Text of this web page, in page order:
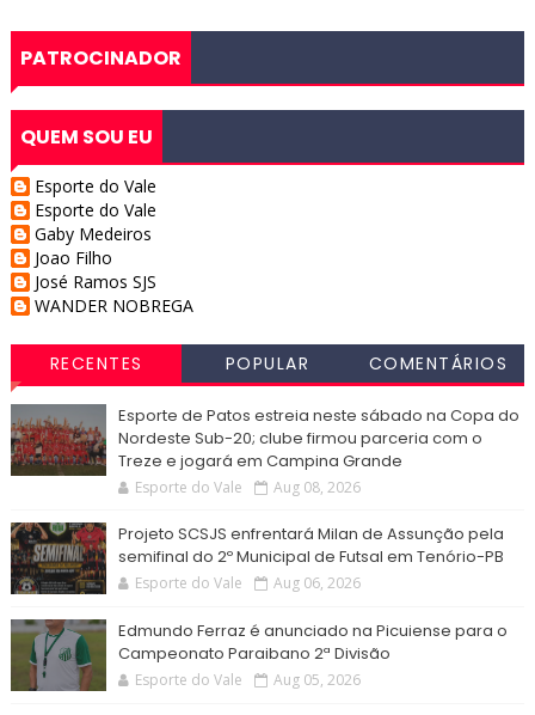
PATROCINADOR
QUEM SOU EU
Esporte do Vale
Esporte do Vale
Gaby Medeiros
Joao Filho
José Ramos SJS
WANDER NOBREGA
RECENTES POPULAR COMENTÁRIOS
Esporte de Patos estreia neste sábado na Copa do
Nordeste Sub-20; clube firmou parceria com o
Treze e jogará em Campina Grande
Esporte do Vale Aug 08, 2026
Projeto SCSJS enfrentará Milan de Assunção pela
semifinal do 2º Municipal de Futsal em Tenório-PB
Esporte do Vale Aug 06, 2026
Edmundo Ferraz é anunciado na Picuiense para o
Campeonato Paraibano 2ª Divisão
Esporte do Vale Aug 05, 2026